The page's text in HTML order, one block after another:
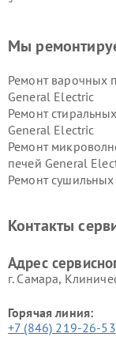
Мы
Ремонт варочных
General Electric
Ремонт
General Electric
Ремонт
печей General
Ремонт
Electric
Контакты
Адрес
г. Самара,
Горячая линия:
+7 (846) 219-26-53